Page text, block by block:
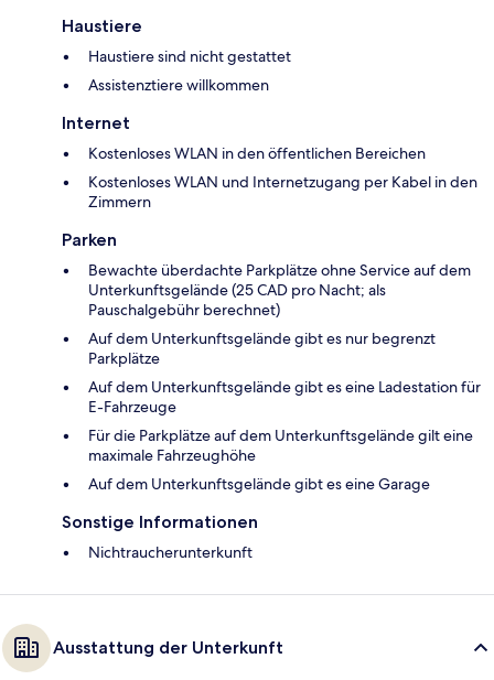
Haustiere
Haustiere sind nicht gestattet
Assistenztiere willkommen
Internet
Kostenloses WLAN in den öffentlichen Bereichen
Kostenloses WLAN und Internetzugang per Kabel in den
Zimmern
Parken
Bewachte überdachte Parkplätze ohne Service auf dem
Unterkunftsgelände (25 CAD pro Nacht; als
Pauschalgebühr berechnet)
Auf dem Unterkunftsgelände gibt es nur begrenzt
Parkplätze
Auf dem Unterkunftsgelände gibt es eine Ladestation für
E-Fahrzeuge
Für die Parkplätze auf dem Unterkunftsgelände gilt eine
maximale Fahrzeughöhe
Auf dem Unterkunftsgelände gibt es eine Garage
Sonstige Informationen
Nichtraucherunterkunft
Ausstattung der Unterkunft